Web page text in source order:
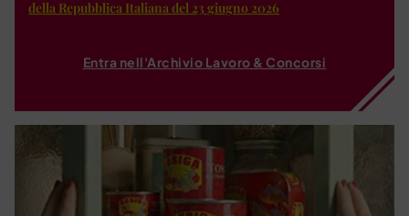
della Repubblica Italiana del 23 giugno 2026
Entra nell'Archivio Lavoro & Concorsi